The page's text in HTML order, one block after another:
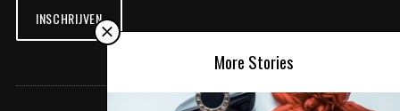
More Stories
INSCHRIJVEN